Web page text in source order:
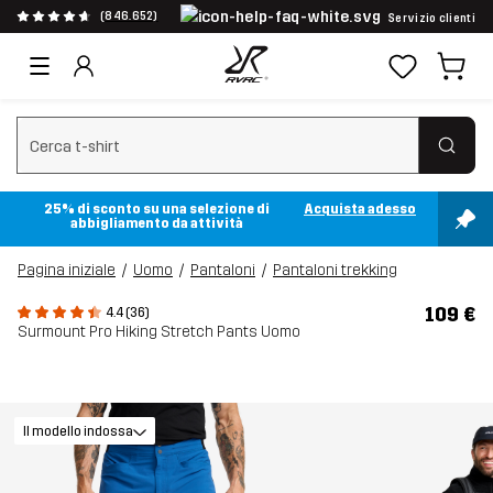
(846.652) Servizio clienti
Cancella ricerca
25% di sconto su una selezione di
abbigliamento da attività
Acquista adesso
Pagina iniziale Uomo Pantaloni Pantaloni trekking
4.4 (36)
Surmount Pro Hiking Stretch Pants Uomo
109 €
Il modello indossa